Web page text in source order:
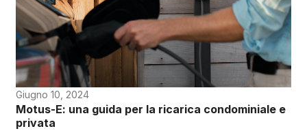
Giugno 10, 2024
Motus-E: una guida per la ricarica condominiale e
privata